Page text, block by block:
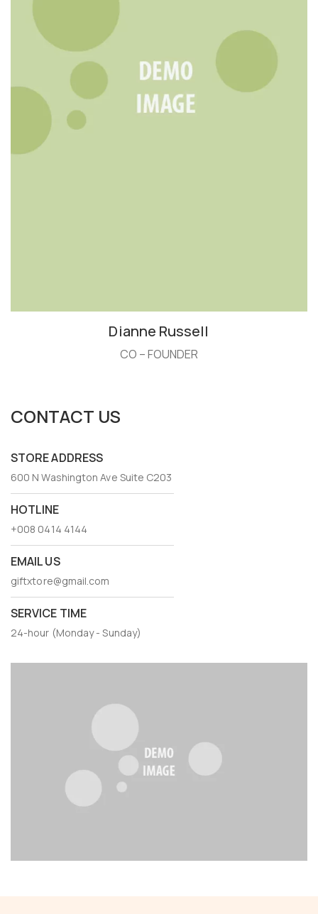
Dianne Russell
CO – FOUNDER
CONTACT US
STORE ADDRESS
600 N Washington Ave Suite C203
HOTLINE
+008 0414 4144
EMAIL US
giftxtore@gmail.com
SERVICE TIME
24-hour (Monday - Sunday)